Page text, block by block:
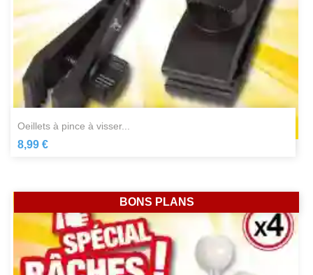
oeillets à pince à visser...
8,99 €
BONS PLANS